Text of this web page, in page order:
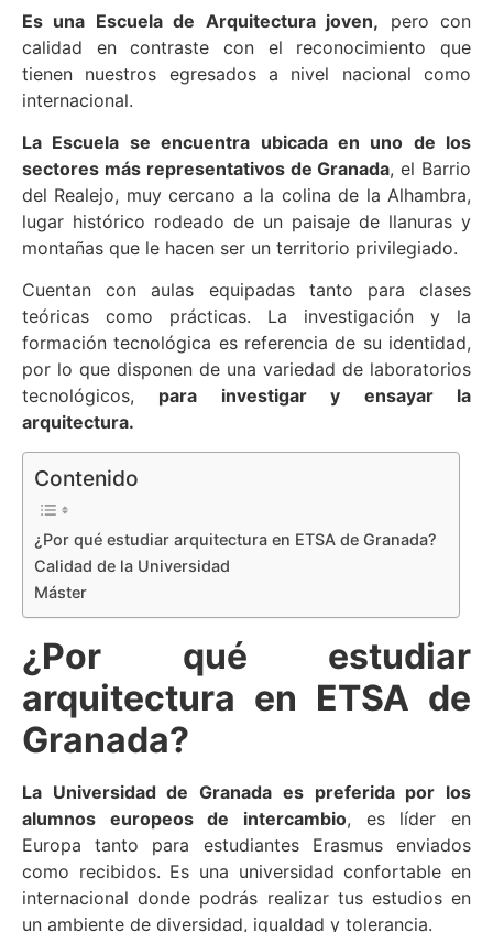
Es una Escuela de Arquitectura joven, pero con
calidad en contraste con el reconocimiento que
tienen nuestros egresados a nivel nacional como
internacional.
La Escuela se encuentra ubicada en uno de los
sectores más representativos de Granada, el Barrio
del Realejo, muy cercano a la colina de la Alhambra,
lugar histórico rodeado de un paisaje de llanuras y
montañas que le hacen ser un territorio privilegiado.
Cuentan con aulas equipadas tanto para clases
teóricas como prácticas. La investigación y la
formación tecnológica es referencia de su identidad,
por lo que disponen de una variedad de laboratorios
tecnológicos, para investigar y ensayar la
arquitectura.
Contenido
¿Por qué estudiar arquitectura en ETSA de Granada?
Calidad de la Universidad
Máster
¿Por qué estudiar
arquitectura en ETSA de
Granada?
La Universidad de Granada es preferida por los
alumnos europeos de intercambio, es líder en
Europa tanto para estudiantes Erasmus enviados
como recibidos. Es una universidad confortable en
internacional donde podrás realizar tus estudios en
un ambiente de diversidad, igualdad y tolerancia.